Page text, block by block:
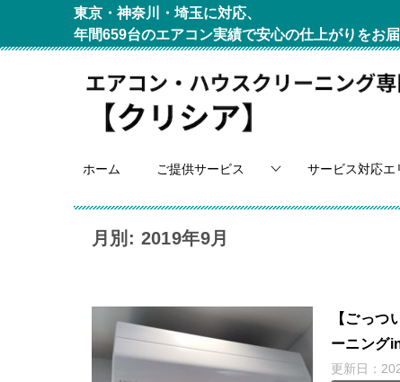
東京・神奈川・埼玉に対応、
年間659台のエアコン実績で安心の仕上がりをお
ホーム ご提供サービス サービス対応エ
月別: 2019年9月
【ごっつ
ーニング
更新日：